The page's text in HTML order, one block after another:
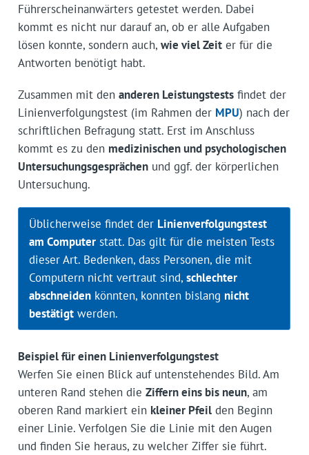
Führerscheinanwärters getestet werden. Dabei
kommt es nicht nur darauf an, ob er alle Aufgaben
lösen konnte, sondern auch, wie viel Zeiter für die
Antworten benötigt habt.
Zusammen mit den anderen Leistungstestsfindet der
Linienverfolgungstest (im Rahmen der MPU) nach der
schriftlichen Befragung statt. Erst im Anschluss
kommt es zu den medizinischen und psychologischen
Untersuchungsgesprächenund ggf. der körperlichen
Untersuchung.
Üblicherweise findet der Linienverfolgungstest
am Computerstatt. Das gilt für die meisten Tests
dieser Art. Bedenken, dass Personen, die mit
Computern nicht vertraut sind, schlechter
abschneidenkönnten, konnten bislang nicht
bestätigtwerden.
Beispiel für einen Linienverfolgungstest
Werfen Sie einen Blick auf untenstehendes Bild. Am
unteren Rand stehen die Ziffern eins bis neun, am
oberen Rand markiert ein kleiner Pfeilden Beginn
einer Linie. Verfolgen Sie die Linie mit den Augen
und finden Sie heraus, zu welcher Ziffer sie führt.